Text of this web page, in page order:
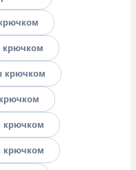
крючком
крючком
крючком
крючком